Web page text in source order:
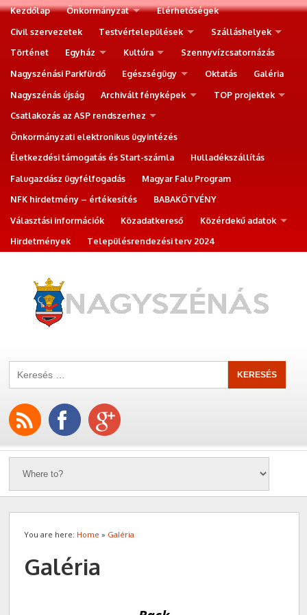
Kezdőlap Önkormányzat
Elérhetőségek
Civil szervezetek
Testvértelepülések
Szálláshelyek
Történet
Egyház Kultúra
Szennyvízcsatornázás
Nagyszénási Parkfürdő
Egészségügy Oktatás
Galéria
Nagyszénás újság
Archivált fényképek
TOP projektek
Csatlakozás az ASP rendszerhez
Önkormányzati elektronikus ügyintézés
Életkezdési támogatás és Start-számla
Hulladékszállítás
Falugazdász ügyfélfogadás
Magyar Falu Program
NFK hirdetmény – értékesítés
BABAKÖTVÉNY
Választási információk
Közadatkereső
Közérdekű adatok
Hirdetmények
Településrendezési terv 2024
You are here: Home » Galéria
Galéria